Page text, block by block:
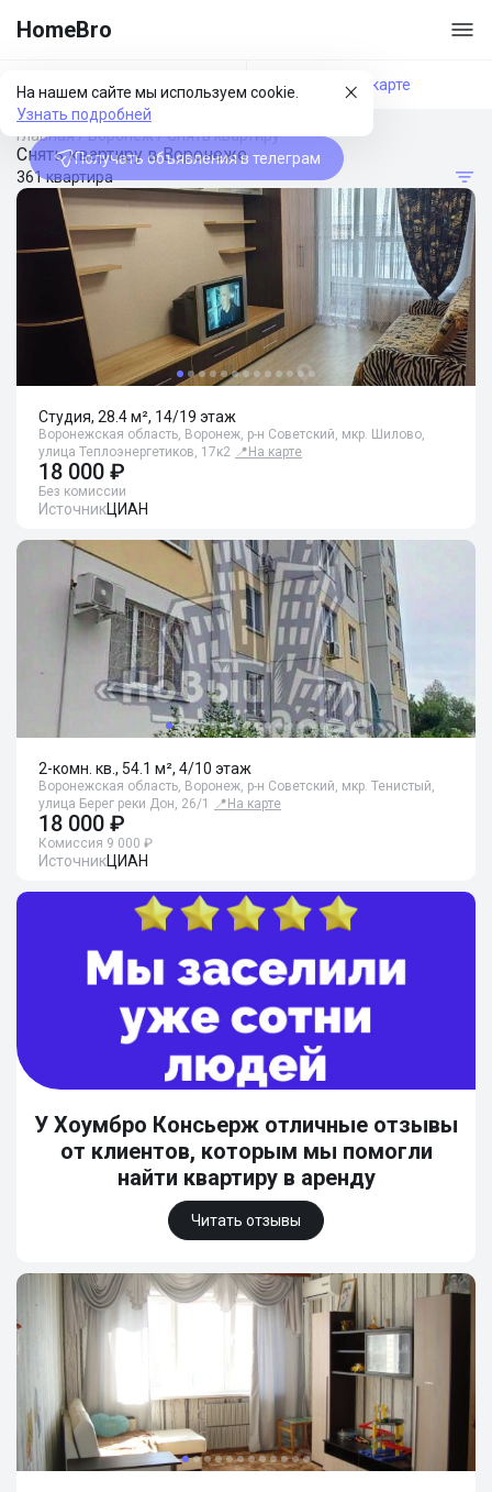
HomeBro
На нашем сайте мы используем cookie.
Узнать подробней
Получать объявления в телеграм
Фильтры На карте
Главная/Воронеж/Снять квартиру
Снять квартиру в Воронеже
361 квартира
Студия, 28.4 м², 14/19 этаж
Воронежская область, Воронеж, р-н Советский, мкр. Шилово,
улица Теплоэнергетиков, 17к2 📍 На карте
18 000 ₽
Без комиссии
ИсточникЦИАН
2-комн. кв., 54.1 м², 4/10 этаж
Воронежская область, Воронеж, р-н Советский, мкр. Тенистый,
улица Берег реки Дон, 26/1
📍 На карте
18 000 ₽
Комиссия 9 000 ₽
ИсточникЦИАН
У Хоумбро Консьерж отличные отзывы
от клиентов, которым мы помогли
найти квартиру в аренду
Читать отзывы